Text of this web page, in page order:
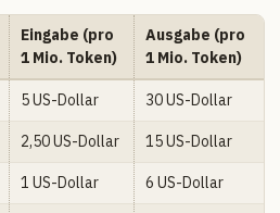
Eingabe (pro
1 Mio. Token)
Ausgabe (pro
1 Mio. Token)
5 US-Dollar 30 US-Dollar
2,50 US-Dollar 15 US-Dollar
1 US-Dollar 6 US-Dollar